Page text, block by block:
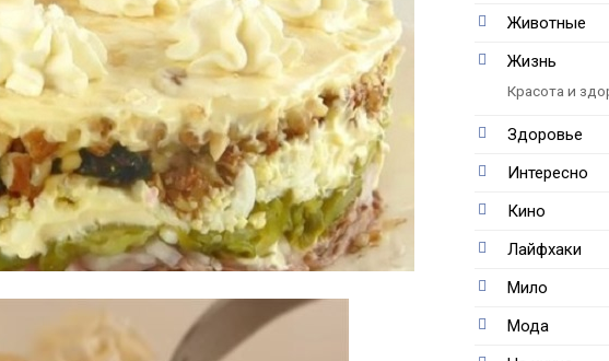
Животные
Жизнь
Красота и
Здоровье
Интересно
Кино
Лайфхаки
Мило
Мода